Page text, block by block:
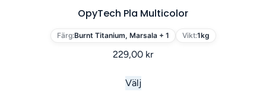
OpyTech Pla Multicolor
Färg:Burnt Titanium, Marsala + 1 Vikt:1kg
229,00 kr
Välj